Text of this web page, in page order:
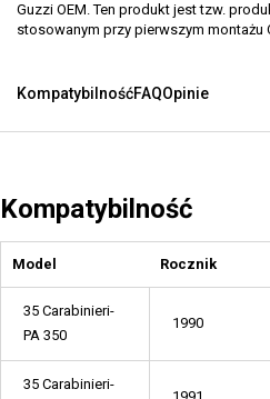
Guzzi OEM. Ten produkt jest tzw.
stosowanym przy pierwszym montażu
KompatybilnośćFAQOpinie
Kompatybilność
Model Rocznik
35 Carabinieri-
PA 350
1990
35 Carabinieri-